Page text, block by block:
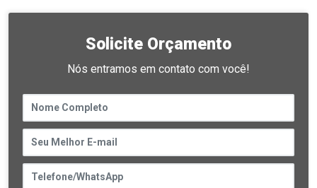
Solicite Orçamento
Nós entramos em contato com você!